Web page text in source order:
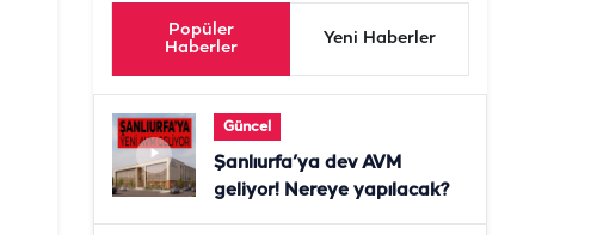
Popüler
Haberler
Yeni Haberler
Güncel
Şanlıurfa’ya dev AVM
geliyor! Nereye yapılacak?